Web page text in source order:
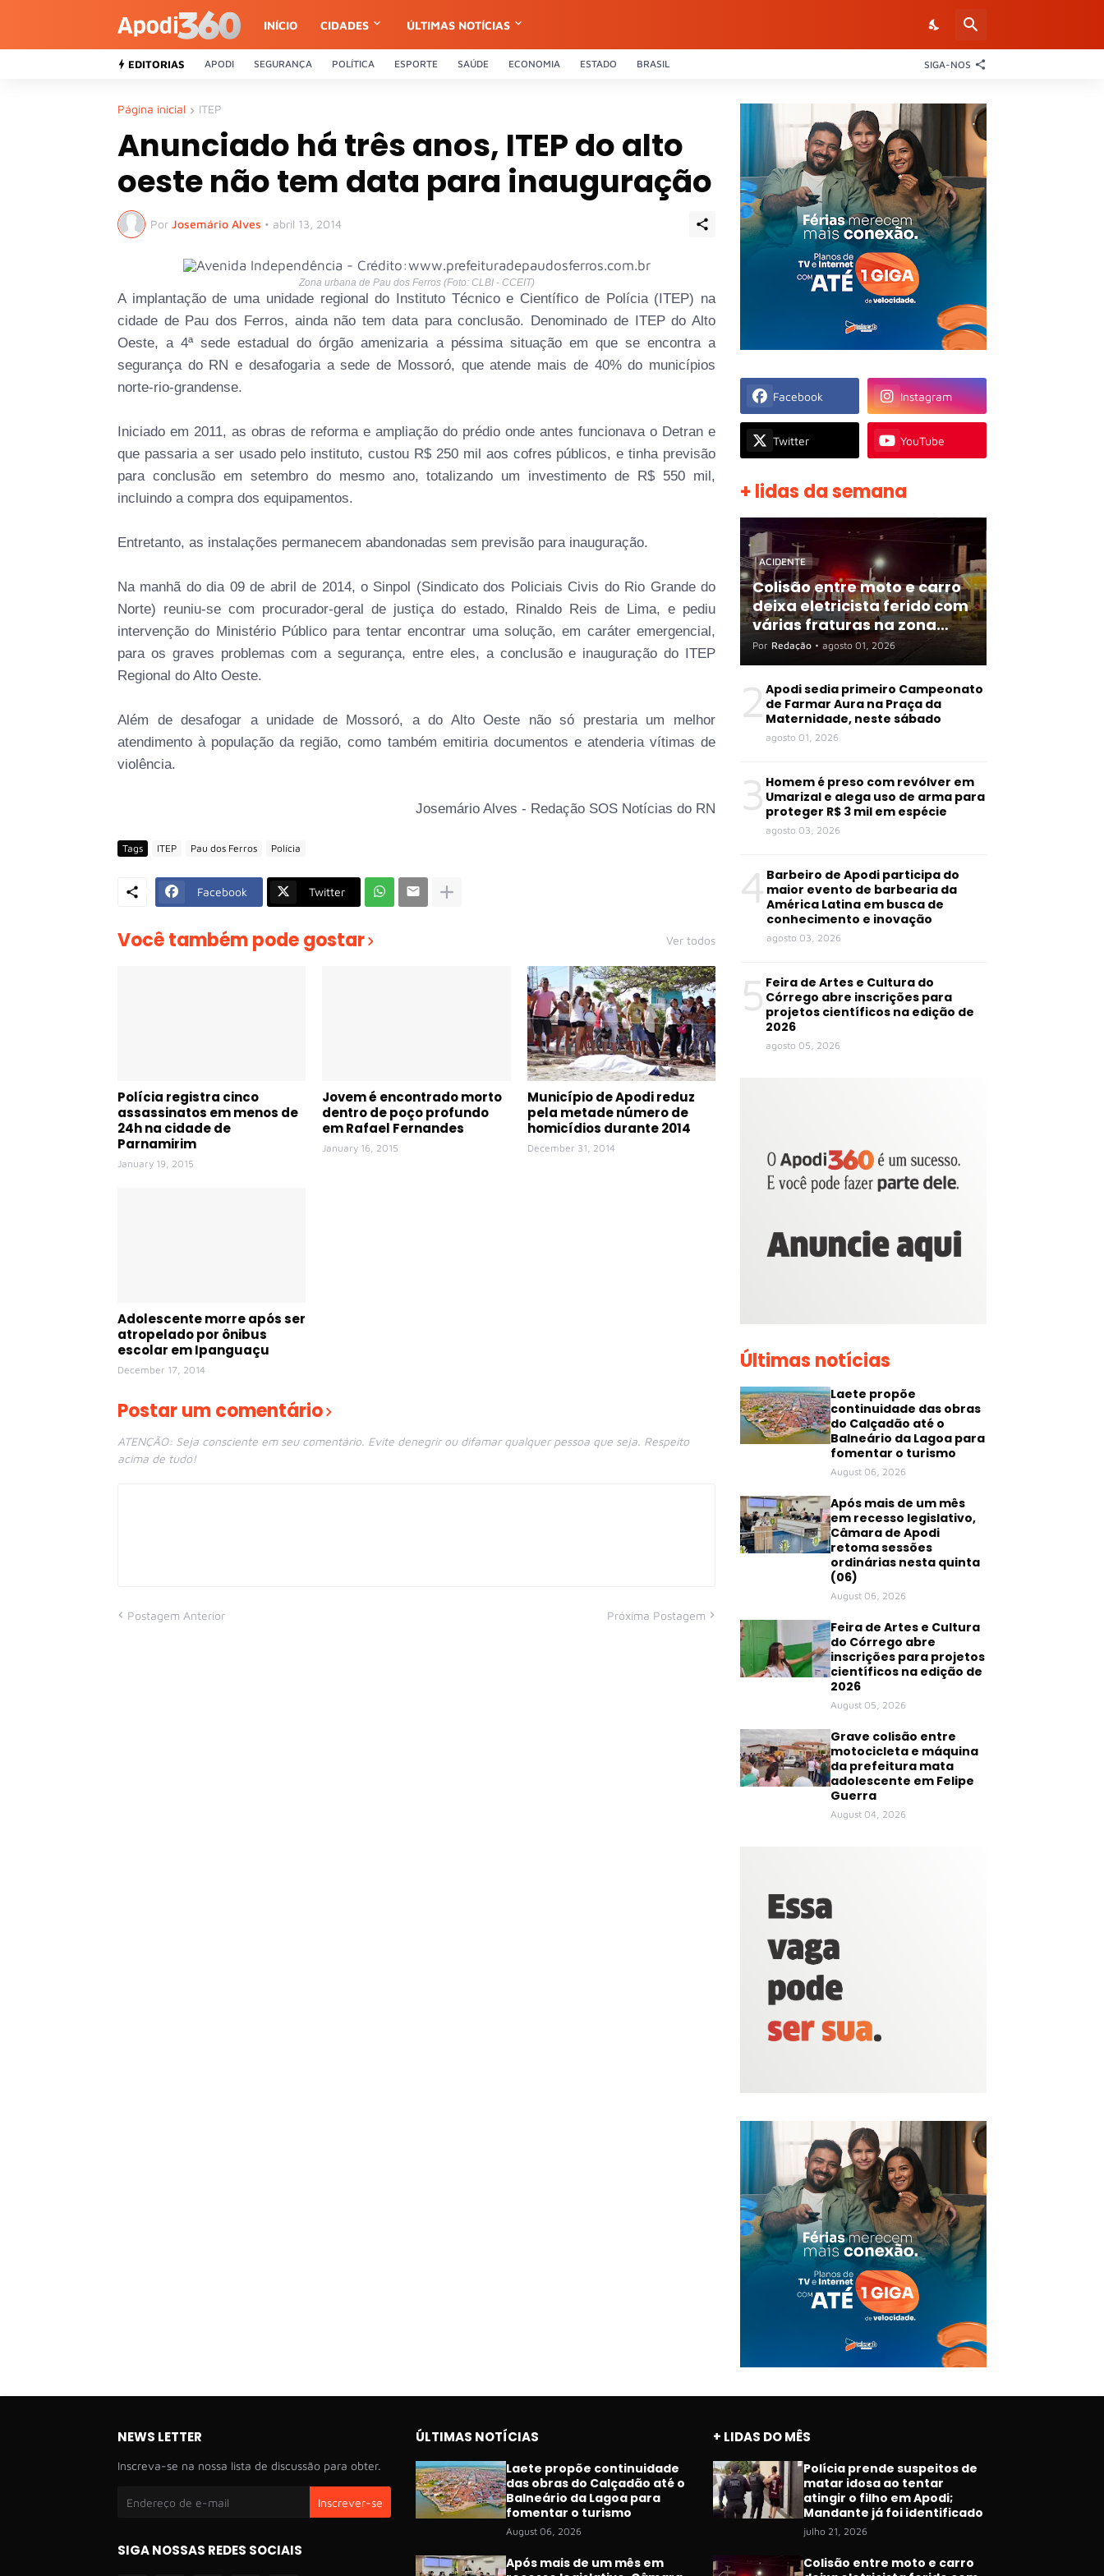
INÍCIO CIDADES ÚLTIMAS NOTÍCIAS
EDITORIAS APODI SEGURANÇA POLÍTICA ESPORTE SAÚDE ECONOMIA ESTADO BRASIL SIGA-NOS
Página inicial ITEP
Anunciado há três anos, ITEP do alto
oeste não tem data para inauguração
Por Josemário Alves • abril 13, 2014
Zona urbana de Pau dos Ferros (Foto: CLBI - CCEIT)
A implantação de uma unidade regional do Instituto Técnico e Científico de Polícia (ITEP) na
cidade de Pau dos Ferros, ainda não tem data para conclusão. Denominado de ITEP do Alto
Oeste, a 4ª sede estadual do órgão amenizaria a péssima situação em que se encontra a
segurança do RN e desafogaria a sede de Mossoró, que atende mais de 40% do municípios
norte-rio-grandense.
Iniciado em 2011, as obras de reforma e ampliação do prédio onde antes funcionava o Detran e
que passaria a ser usado pelo instituto, custou R$ 250 mil aos cofres públicos, e tinha previsão
para conclusão em setembro do mesmo ano, totalizando um investimento de R$ 550 mil,
incluindo a compra dos equipamentos.
Entretanto, as instalações permanecem abandonadas sem previsão para inauguração.
Na manhã do dia 09 de abril de 2014, o Sinpol (Sindicato dos Policiais Civis do Rio Grande do
Norte) reuniu-se com procurador-geral de justiça do estado, Rinaldo Reis de Lima, e pediu
intervenção do Ministério Público para tentar encontrar uma solução, em caráter emergencial,
para os graves problemas com a segurança, entre eles, a conclusão e inauguração do ITEP
Regional do Alto Oeste.
Além de desafogar a unidade de Mossoró, a do Alto Oeste não só prestaria um melhor
atendimento à população da região, como também emitiria documentos e atenderia vítimas de
violência.
Josemário Alves - Redação SOS Notícias do RN
Tags ITEP Pau dos Ferros Polícia
Facebook Twitter
Você também pode gostar Ver todos
Polícia registra cinco
assassinatos em menos de
24h na cidade de
Parnamirim
January 19, 2015
Jovem é encontrado morto
dentro de poço profundo
em Rafael Fernandes
January 16, 2015
Município de Apodi reduz
pela metade número de
homicídios durante 2014
December 31, 2014
Adolescente morre após ser
atropelado por ônibus
escolar em Ipanguaçu
December 17, 2014
Postar um comentário
ATENÇÃO: Seja consciente em seu comentário. Evite denegrir ou difamar qualquer pessoa que seja. Respeito
acima de tudo!
Postagem Anterior Próxima Postagem
Facebook Instagram
Twitter YouTube
+ lidas da semana
ACIDENTE
Colisão entre moto e carro
deixa eletricista ferido com
várias fraturas na zona
rural de Apodi
Por Redação • agosto 01, 2026
2 Apodi sedia primeiro Campeonato
de Farmar Aura na Praça da
Maternidade, neste sábado
agosto 01, 2026
3 Homem é preso com revólver em
Umarizal e alega uso de arma para
proteger R$ 3 mil em espécie
agosto 03, 2026
4 Barbeiro de Apodi participa do
maior evento de barbearia da
América Latina em busca de
conhecimento e inovação
agosto 03, 2026
5 Feira de Artes e Cultura do
Córrego abre inscrições para
projetos científicos na edição de
2026
agosto 05, 2026
Últimas notícias
Laete propõe
continuidade das obras
do Calçadão até o
Balneário da Lagoa para
fomentar o turismo
August 06, 2026
Após mais de um mês
em recesso legislativo,
Câmara de Apodi
retoma sessões
ordinárias nesta quinta
(06)
August 06, 2026
Feira de Artes e Cultura
do Córrego abre
inscrições para projetos
científicos na edição de
2026
August 05, 2026
Grave colisão entre
motocicleta e máquina
da prefeitura mata
adolescente em Felipe
Guerra
August 04, 2026
NEWS LETTER
Inscreva-se na nossa lista de discussão para obter.
SIGA NOSSAS REDES SOCIAIS
ÚLTIMAS NOTÍCIAS
Laete propõe continuidade
das obras do Calçadão até o
Balneário da Lagoa para
fomentar o turismo
August 06, 2026
Após mais de um mês em
+ LIDAS DO MÊS
Polícia prende suspeitos de
matar idosa ao tentar
atingir o filho em Apodi;
Mandante já foi identificado
julho 21, 2026
Colisão entre moto e carro